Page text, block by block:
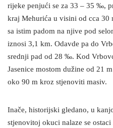
rijeke penjući se za 33 – 35 ‰,
kraj Mehurića u visini od cca 30
sa istim padom na njive pod
iznosi 3,1 km. Odavde pa do
srednji pad od 28 ‰. Kod
Jasenice mostom dužine od 21
oko 90 m kroz stjenoviti masiv.
Inače, historijski gledano, u
stjenovitoj okuci nalaze se